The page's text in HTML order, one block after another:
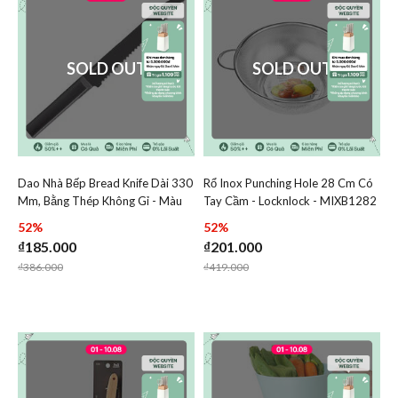
SOLD OUT
Add Dao Nhà Bếp Bread Knife Dài 330 Mm, Bằng
Add Dao Nhà Bếp Bread Knife Dài 330
Dao Nhà Bếp Bread Knife Dài 330
Mm, Bằng Thép Không Gỉ - Màu
52%
₫185.000
Price reduced from
₫386.000to
SOLD OUT
Add Rổ Inox Punching
Add Rổ
Rổ Inox Punching Hole 28 Cm Có
Tay Cầm - Locknlock - MIXB1282
52%
₫201.000
Price reduced from
₫419.000to